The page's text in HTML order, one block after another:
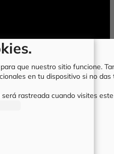
que nuestro sitio funcione.
en tu dispositivo si no
rastreada cuando visites